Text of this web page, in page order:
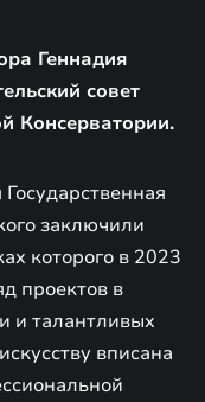
Геннадия
совет
Консерватории.
заключили
которого в 2023
проектов в
и талантливых
вписана